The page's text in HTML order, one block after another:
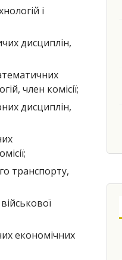
і
дисциплін,
член комісії;
дисциплін,
транспорту,
економічних